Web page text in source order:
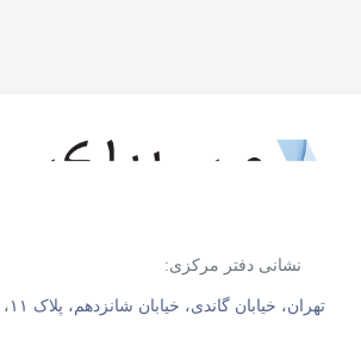
نشانی دفتر مرکزی:
تهران، خیابان گاندی، خیابان شانزدهم، پلاک ۱۱، واحد ۱۱